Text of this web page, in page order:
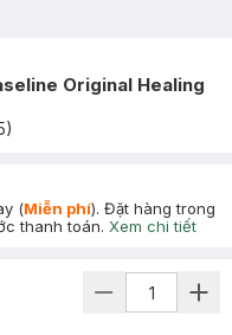
Original Healing
)
(Miễn phí). Đặt hàng trong
thanh toán. Xem chi tiết